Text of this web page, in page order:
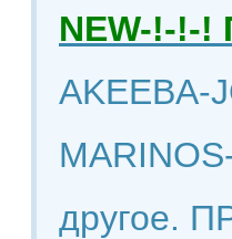
NEW-!-
AKEEBA-
другое.